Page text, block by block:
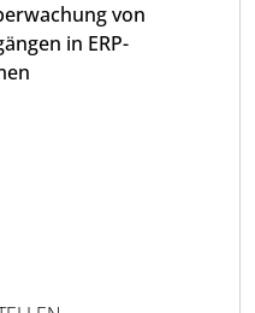
von
in ERP-